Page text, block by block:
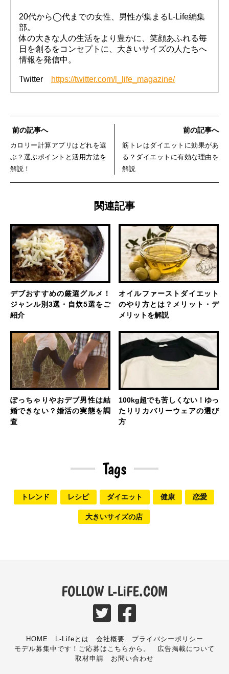
20代から◯代までの女性、男性が集まるL-Life編集
部。
体の大きな人の生活をより豊かに、笑顔あふれる毎
日を創るをコンセプトに、大きいサイズの人たちへ
情報を発信中。
Twitter https://twitter.com/l_life_magazine/
前の記事へ
カロリー計算アプリはどれを選
ぶ？選ぶポイントと活用方法を
解説！
前の記事へ
筋トレはダイエットに効果があ
る？ダイエットに有効な理由を
解説
関連記事
デブおすすめの厳選グルメ！
ジャンル別3選・自炊5選をご
紹介
オイルファーストダイエット
のやり方とは？メリット・デ
メリットを解説
ぽっちゃりやおデブ男性は結
婚できない？婚活の実態を調
査
100kg超でも苦しくない！ゆっ
たりリカバリーウェアの選び
方
Tags
トレンド レシピ ダイエット 健康 恋愛
大きいサイズの店
FOLLOW L-LiFE.COM
HOME L-Lifeとは 会社概要
プライバシーポリシー
モデル募集中です！ご応募はこちらから。
広告掲載について
取材申請
お問い合わせ